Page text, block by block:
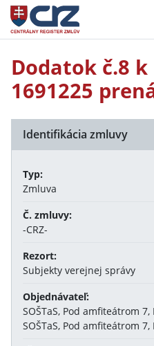
Dodatok č.8 k
1691225
Identifikácia zmluvy
Typ:
Zmluva
Č. zmluvy:
-CRZ-
Rezort:
Subjekty verejnej správy
Objednávateľ:
SOŠTaS, Pod amfiteátrom 7,
SOŠTaS, Pod amfiteátrom 7,